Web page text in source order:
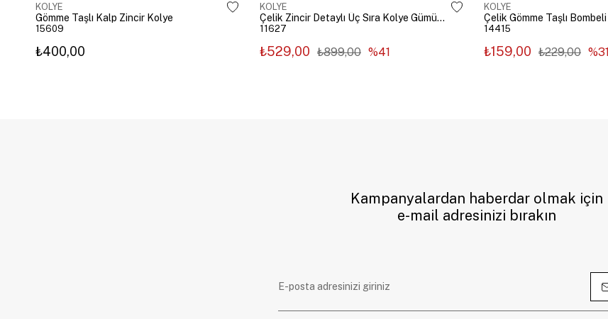
KOLYE
Gömme Taşlı Kalp Zincir Kolye
15609
₺400,00
KOLYE
Çelik Zincir Detaylı Üç Sıra Kolye Gümüş Renk
11627
₺529,00 ₺899,00 %41
KOLYE
14415
₺159,00 ₺229,00 %31
Kampanyalardan haberdar olmak için
e-mail adresinizi bırakın